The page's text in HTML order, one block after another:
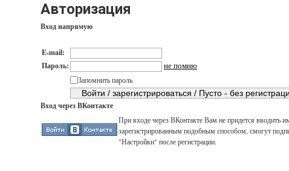
Авторизация
Вход напрямую
E-mail:
Пароль:
не помню
Запомнить пароль
Вход через ВКонтакте
При входе через ВКонтакте Вам не придется вводить
зарегистрированным подобным способом, смогут
"Настройки" после регистрации.